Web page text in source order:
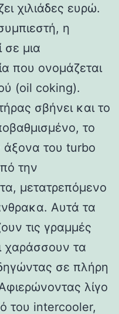
χιλιάδες ευρώ.
η
μια
που ονομάζεται
(oil coking).
σβήνει και το
το
άξονα του turbo
την
μετατρεπόμενο
Αυτά τα
τις γραμμές
χαράσσουν τα
σε πλήρη
λίγο
του intercooler,